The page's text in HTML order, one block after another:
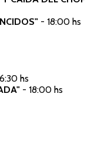
- 18:00 hs
hs
- 18:00 hs